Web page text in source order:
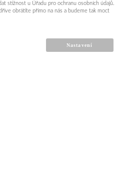
KUPUJÍCÍ
stížnost u Úřadu pro ochranu osobních údajů.
obrátíte přímo na nás a budeme tak moct
Nastavení